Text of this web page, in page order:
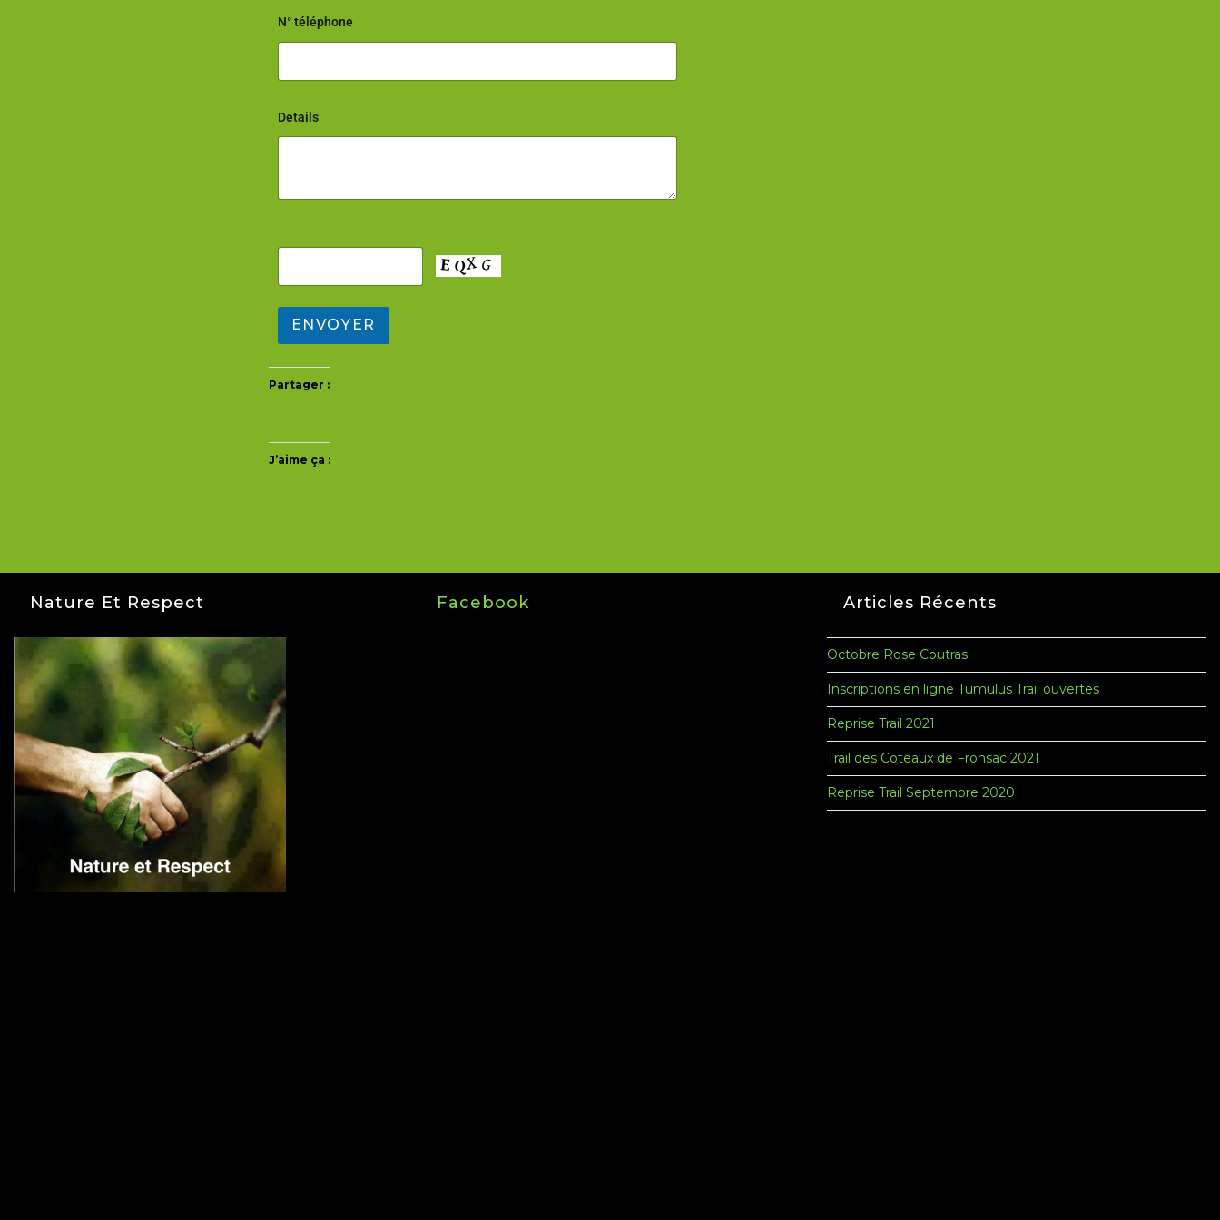
N° téléphone
Details
Partager :
J’aime ça :
Nature Et Respect Facebook Articles Récents
Octobre Rose Coutras
Inscriptions en ligne Tumulus Trail ouvertes
Reprise Trail 2021
Trail des Coteaux de Fronsac 2021
Reprise Trail Septembre 2020